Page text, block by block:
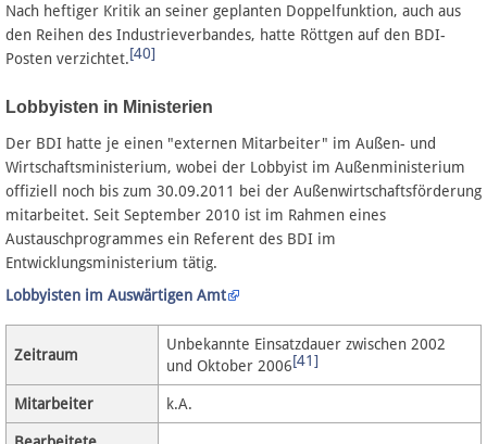
Nach heftiger Kritik an seiner geplanten Doppelfunktion, auch aus
den Reihen des Industrieverbandes, hatte Röttgen auf den BDI-
Posten verzichtet.[40]
Lobbyisten in Ministerien
Der BDI hatte je einen "externen Mitarbeiter" im Außen- und
Wirtschaftsministerium, wobei der Lobbyist im Außenministerium
offiziell noch bis zum 30.09.2011 bei der Außenwirtschaftsförderung
mitarbeitet. Seit September 2010 ist im Rahmen eines
Austauschprogrammes ein Referent des BDI im
Entwicklungsministerium tätig.
Lobbyisten im Auswärtigen Amt
Zeitraum
Unbekannte Einsatzdauer zwischen 2002
und Oktober 2006[41]
Mitarbeiter k.A.